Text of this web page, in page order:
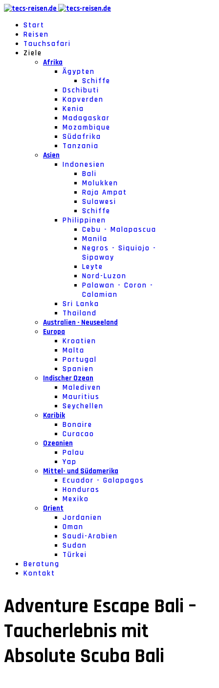
Start
Reisen
Tauchsafari
Ziele
Afrika
Ägypten
Schiffe
Dschibuti
Kapverden
Kenia
Madagaskar
Mozambique
Südafrika
Tanzania
Asien
Indonesien
Bali
Molukken
Raja Ampat
Sulawesi
Schiffe
Philippinen
Cebu - Malapascua
Manila
Negros - Siquiojo -
Sipaway
Leyte
Nord-Luzon
Palawan - Coron -
Calamian
Sri Lanka
Thailand
Australien - Neuseeland
Europa
Kroatien
Malta
Portugal
Spanien
Indischer Ozean
Malediven
Mauritius
Seychellen
Karibik
Bonaire
Curacao
Ozeanien
Palau
Yap
Mittel- und Südamerika
Ecuador - Galapagos
Honduras
Mexiko
Orient
Jordanien
Oman
Saudi-Arabien
Sudan
Türkei
Beratung
Kontakt
Adventure Escape Bali –
Taucherlebnis mit
Absolute Scuba Bali